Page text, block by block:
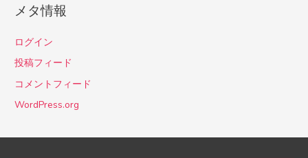
メタ情報
ログイン
投稿フィード
コメントフィード
WordPress.org